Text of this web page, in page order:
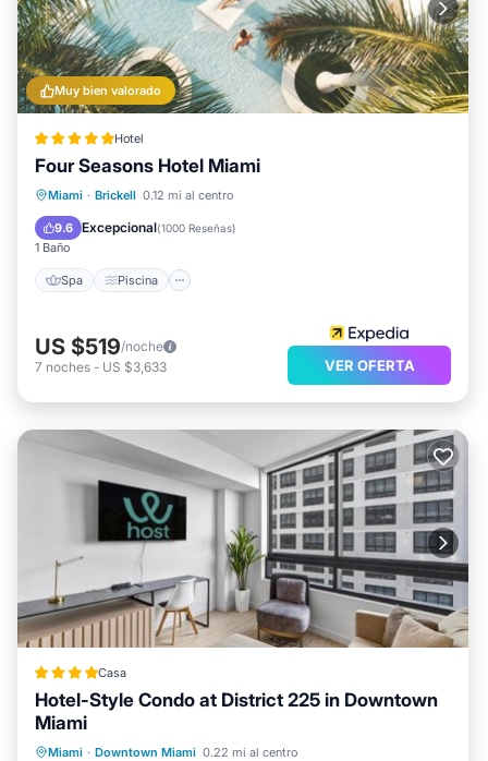
Muy bien valorado
Hotel
Four Seasons Hotel Miami
Miami · Brickell 0.12 mi al centro
9.6 Excepcional(1000 Reseñas)
1 Baño
Spa Piscina
Spa Piscina
Desayuno
US $519/noche
7 noches - US $3,633 VER OFERTA
Casa
Hotel-Style Condo at District 225 in Downtown
Miami
Miami · Downtown Miami 0.22 mi al centro
Spa Piscina
Balcón/Terraza